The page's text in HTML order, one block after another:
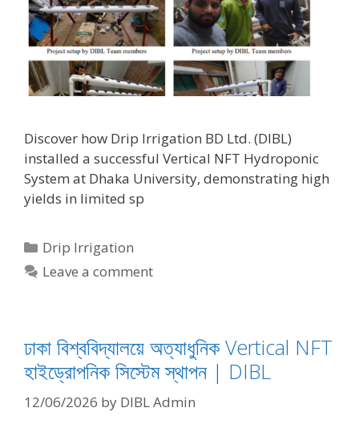
Discover how Drip Irrigation BD Ltd. (DIBL)
installed a successful Vertical NFT Hydroponic
System at Dhaka University, demonstrating high
yields in limited sp
Categories
Drip Irrigation
Leave a comment
ঢাকা বিশ্ববিদ্যালয়ে অত্যাধুনিক Vertical NFT
হাইড্রোপনিক সিস্টেম স্থাপন | DIBL
12/06/2026 by DIBL Admin